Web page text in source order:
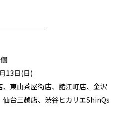
13日(日)
東山茶屋街店、諸江町店、金沢
台三越店、渋谷ヒカリエShinQs